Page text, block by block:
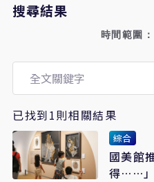
搜尋結果
時間範圍：
已找到1則相關結果
綜合
國美館
得……」